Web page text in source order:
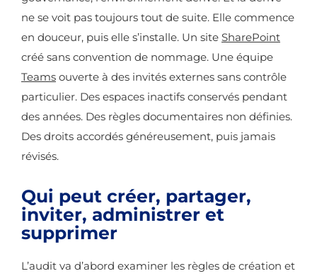
ne se voit pas toujours tout de suite. Elle commence
en douceur, puis elle s’installe. Un site SharePoint
créé sans convention de nommage. Une équipe
Teams ouverte à des invités externes sans contrôle
particulier. Des espaces inactifs conservés pendant
des années. Des règles documentaires non définies.
Des droits accordés généreusement, puis jamais
révisés.
Qui peut créer, partager,
inviter, administrer et
supprimer
L’audit va d’abord examiner les règles de création et